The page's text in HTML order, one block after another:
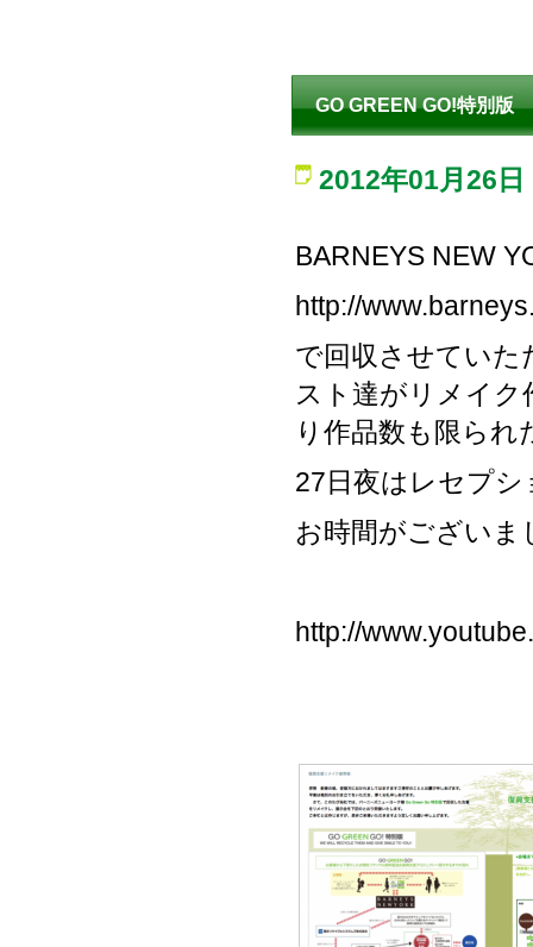
GO GREEN GO!特別版
2012年01月26日
BARNEYS NEW
http://
で回収させていた
スト達がリメイク
り作品数も限られ
27日夜はレセプ
お時間がございま
http://